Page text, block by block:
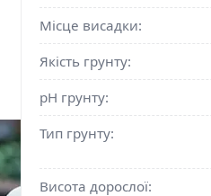
Місце висадки:
Якість грунту:
pH грунту:
Тип грунту:
Висота дорослої: